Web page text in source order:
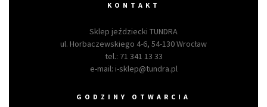
KONTAKT
Sklep jeździecki TUNDRA
ul. Horbaczewskiego 4-6, 54-130 Wrocław
tel.: 71 341 13 33
e-mail: i-sklep@tundra.pl
GODZINY OTWARCIA